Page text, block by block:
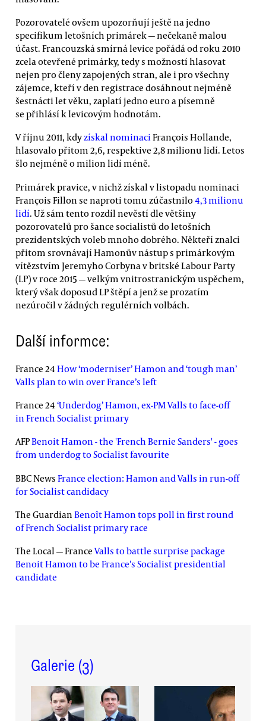
Pozorovatelé ovšem upozorňují ještě na jedno
specifikum letošních primárek — nečekaně malou
účast. Francouzská smírná levice pořádá od roku 2010
zcela otevřené primárky, tedy s možností hlasovat
nejen pro členy zapojených stran, ale i pro všechny
zájemce, kteří v den registrace dosáhnout nejméně
šestnácti let věku, zaplatí jedno euro a písemně
se přihlásí k levicovým hodnotám.
V říjnu 2011, kdyzískal nominaciFrançois Hollande,
hlasovalo přitom 2,6, respektive 2,8 milionu lidí. Letos
šlo nejméně o milion lidí méně.
Primárek pravice, v nichž získal v listopadu nominaci
François Fillon se naproti tomu zúčastnilo4,3 milionu
lidí. Už sám tento rozdíl nevěstí dle většiny
pozorovatelů pro šance socialistů do letošních
prezidentských voleb mnoho dobrého. Někteří znalci
přitom srovnávají Hamonův nástup s primárkovým
vítězstvím Jeremyho Corbyna v britské Labour Party
(LP) v roce 2015 — velkým vnitrostranickým uspěchem,
který však doposud LP štěpí a jenž se prozatím
nezúročil v žádných regulérních volbách.
Další informce:
France 24 How ‘moderniser’ Hamon and ‘tough man’
Valls plan to win over France’s left
France 24 ‘Underdog’ Hamon, ex-PM Valls to face-off
in French Socialist primary
AFPBenoit Hamon - the 'French Bernie Sanders' - goes
from underdog to Socialist favourite
BBC News France election: Hamon and Valls in run-off
for Socialist candidacy
The Guardian Benoît Hamon tops poll in first round
of French Socialist primary race
The Local — France Valls to battle surprise package
Benoit Hamon to be France's Socialist presidential
candidate
Galerie (3)